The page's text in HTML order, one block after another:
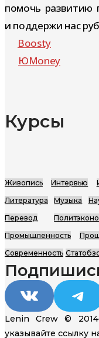
помочь развитию
и поддержи нас
Boosty
ЮMoney
Курсы
Живопись Интервью
Литература
Музыка
Перевод
Промышленность
Современность
VK
Lenin Crew ©
указывайте ссылку